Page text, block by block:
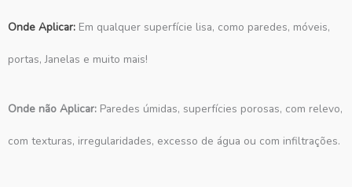
Onde Aplicar: Em qualquer superfície lisa, como paredes, móveis,
portas, Janelas e muito mais!
Onde não Aplicar: Paredes úmidas, superfícies porosas, com relevo,
com texturas, irregularidades, excesso de água ou com infiltrações.